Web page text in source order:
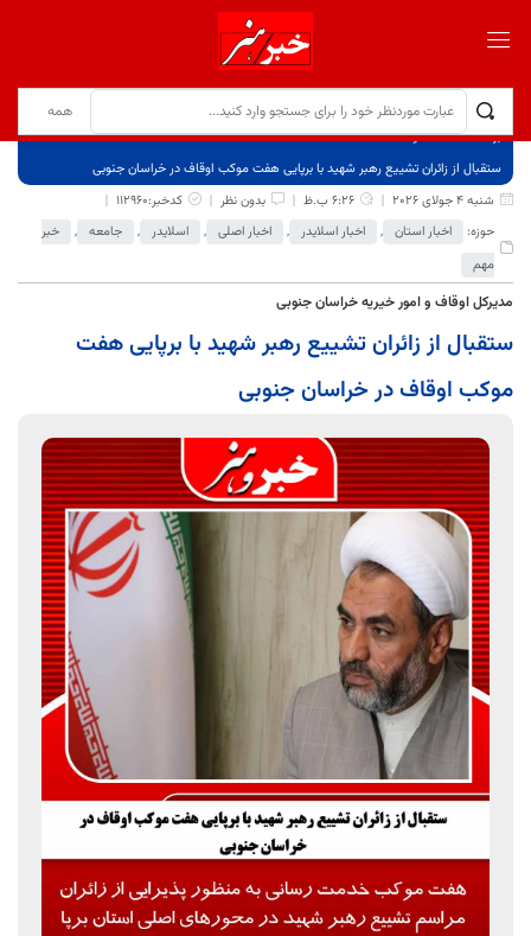
برگ نخست
نوشته‌ها
ستقبال از زائران تشییع رهبر شهید با برپایی هفت موکب اوقاف در خراسان جنوبی
شنبه 4 جولای 2026
6:26 ب.ظ بدون نظر
کدخبر:112960
حوزه:
اخبار استان , اخبار اسلایدر , اخبار اصلی , اسلایدر , جامعه ,
خبر
مهم
مدیرکل اوقاف و امور خیریه خراسان جنوبی
ستقبال از زائران تشییع رهبر شهید با برپایی هفت
موکب اوقاف در خراسان جنوبی